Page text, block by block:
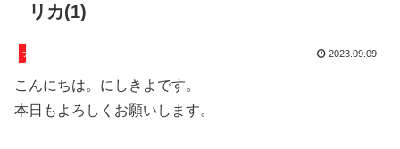
リカ(1)
ナミビア 2023.09.09
こんにちは。にしきよです。
本日もよろしくお願いします。